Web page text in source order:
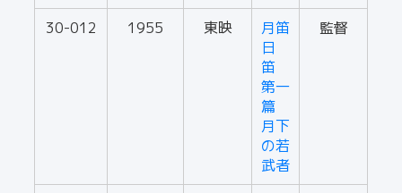
30-012 1955 東映
月笛
日
笛
第一
篇
月下
の若
武者
監督